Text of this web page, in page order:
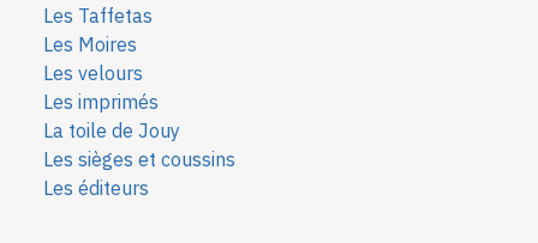
Les Taffetas
Les Moires
Les velours
Les imprimés
La toile de Jouy
Les sièges et coussins
Les éditeurs